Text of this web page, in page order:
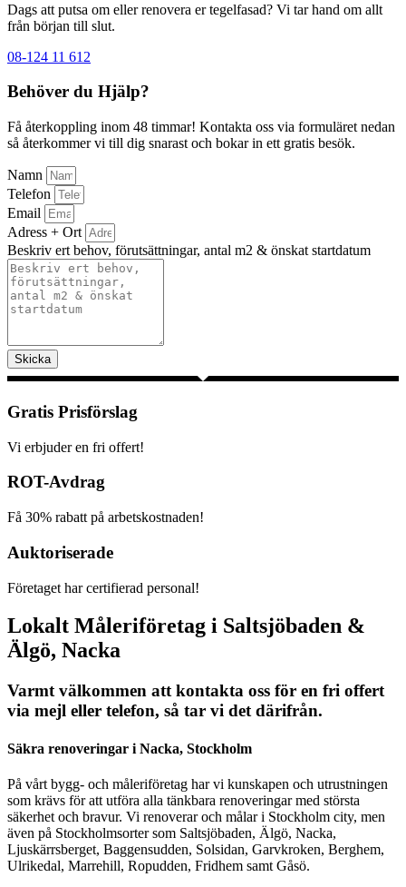
Dags att putsa om eller renovera er tegelfasad? Vi tar hand om allt
från början till slut.
08-124 11 612
Behöver du Hjälp?
Få återkoppling inom 48 timmar! Kontakta oss via formuläret nedan
så återkommer vi till dig snarast och bokar in ett gratis besök.
Namn
Telefon
Email
Adress + Ort
Beskriv ert behov, förutsättningar, antal m2 & önskat startdatum
Skicka
Gratis Prisförslag
Vi erbjuder en fri offert!
ROT-Avdrag
Få 30% rabatt på arbetskostnaden!
Auktoriserade
Företaget har certifierad personal!
Lokalt Måleriföretag i Saltsjöbaden &
Älgö, Nacka
Varmt välkommen att kontakta oss för en fri offert
via mejl eller telefon, så tar vi det därifrån.
Säkra renoveringar i Nacka, Stockholm
På vårt bygg- och måleriföretag har vi kunskapen och utrustningen
som krävs för att utföra alla tänkbara renoveringar med största
säkerhet och bravur. Vi renoverar och målar i Stockholm city, men
även på Stockholmsorter som Saltsjöbaden, Älgö, Nacka,
Ljuskärrsberget, Baggensudden, Solsidan, Garvkroken, Berghem,
Ulrikedal, Marrehill, Ropudden, Fridhem samt Gåsö.